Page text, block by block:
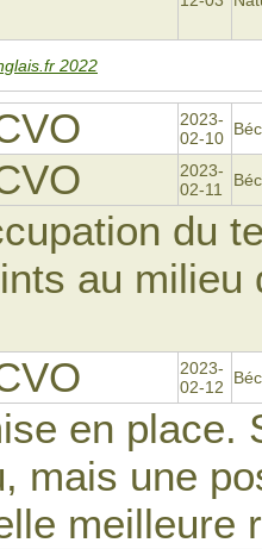
2022
2023-
02-10
2023-
02-11
du
au milieu
2023-
02-12
en place.
mais une
meilleure